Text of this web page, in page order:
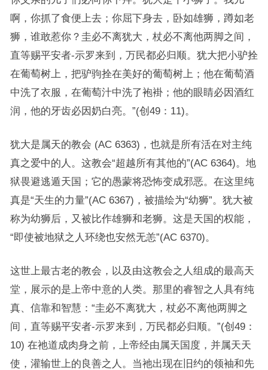
啊，你抓了食便上去；你屈下身去，卧如雄狮，蹲如老
狮，谁敢惹你？圭必不离犹大，杖必不离他两脚之间，
直等赐平安者-示罗来到，万民都必归顺。犹大把小驴拴
在葡萄树上，把驴驹拴在美好的葡萄树上；他在葡萄酒
中洗了衣服，在葡萄汁中洗了袍褂；他的眼睛必因酒红
润，他的牙齿必因奶白亮。”(创49：11)。
犹大是属天的教会 (AC 6363)，也就是所有活在对主纯
真之爱中的人。这教会“超越所有其他的”(AC 6364)。地
狱畏避逃遁天国；它的愚蒙将恐怖变成邪恶。在这里纯
真是“天生的力量”(AC 6367)，被描绘为“幼狮”。犹大被
称为幼狮后，又被比作雄狮和老狮。这是天国的权能，
“即使被地狱之人环绕也安然无恙”(AC 6370)。
这世上最古老的教会，以及由这教会之人组成的最高天
堂，展示的是上帝中意的人类。那里的睿智之人具有纯
真、信靠和智慧：“圭必不离犹大，杖必不离他两脚之
间，直等赐平安者-示罗来到，万民都必归顺。”(创49：
10) 在祂道成肉身之前，上帝经由属天国度，并属天天
使，灌输世上的良善之人。当祂出现在旧约的领袖和先